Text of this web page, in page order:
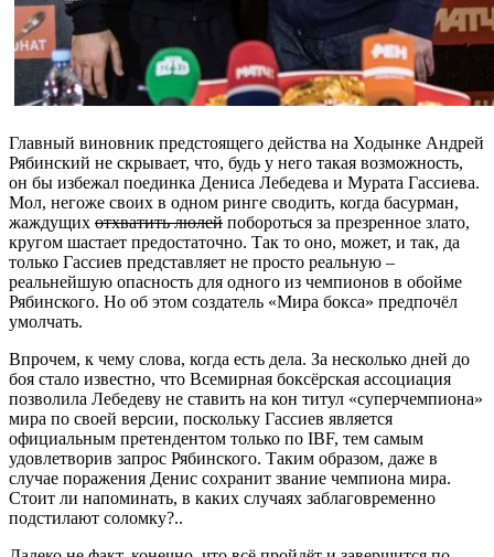
Главный виновник предстоящего действа на Ходынке Андрей
Рябинский не скрывает, что, будь у него такая возможность,
он бы избежал поединка Дениса Лебедева и Мурата Гассиева.
Мол, негоже своих в одном ринге сводить, когда басурман,
жаждущих отхватить люлей побороться за презренное злато,
кругом шастает предостаточно. Так то оно, может, и так, да
только Гассиев представляет не просто реальную –
реальнейшую опасность для одного из чемпионов в обойме
Рябинского. Но об этом создатель «Мира бокса» предпочёл
умолчать.
Впрочем, к чему слова, когда есть дела. За несколько дней до
боя стало известно, что Всемирная боксёрская ассоциация
позволила Лебедеву не ставить на кон титул «суперчемпиона»
мира по своей версии, поскольку Гассиев является
официальным претендентом только по IBF, тем самым
удовлетворив запрос Рябинского. Таким образом, даже в
случае поражения Денис сохранит звание чемпиона мира.
Стоит ли напоминать, в каких случаях заблаговременно
подстилают соломку?..